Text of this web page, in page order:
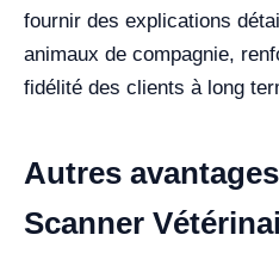
fournir des explications
animaux de compagnie,
fidélité des clients à long
Autres
Scanner